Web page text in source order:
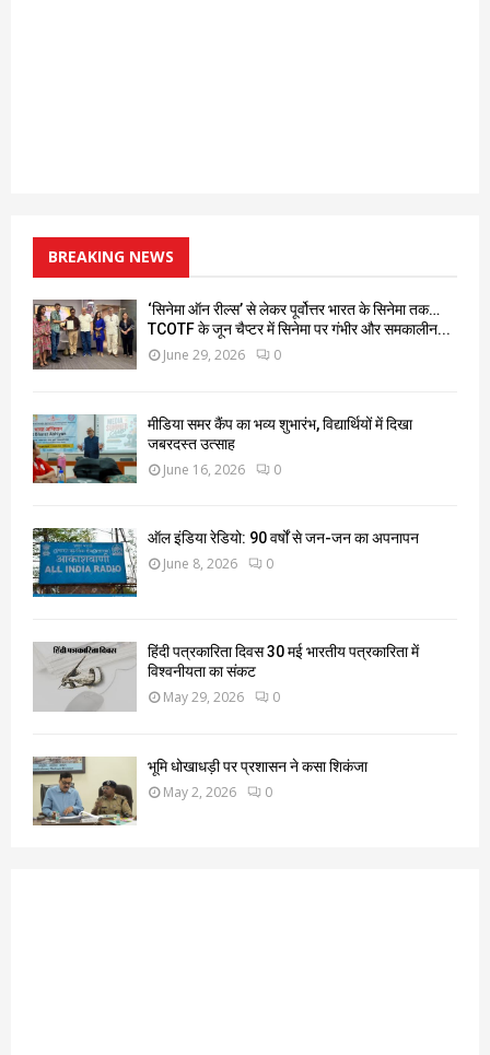
BREAKING NEWS
‘सिनेमा ऑन रील्स’ से लेकर पूर्वोत्तर भारत के सिनेमा तक…
TCOTF के जून चैप्टर में सिनेमा पर गंभीर और समकालीन...
June 29, 2026 0
मीडिया समर कैंप का भव्य शुभारंभ, विद्यार्थियों में दिखा
जबरदस्त उत्साह
June 16, 2026 0
ऑल इंडिया रेडियो: 90 वर्षों से जन-जन का अपनापन
June 8, 2026 0
हिंदी पत्रकारिता दिवस 30 मई भारतीय पत्रकारिता में
विश्वनीयता का संकट
May 29, 2026 0
भूमि धोखाधड़ी पर प्रशासन ने कसा शिकंजा
May 2, 2026 0